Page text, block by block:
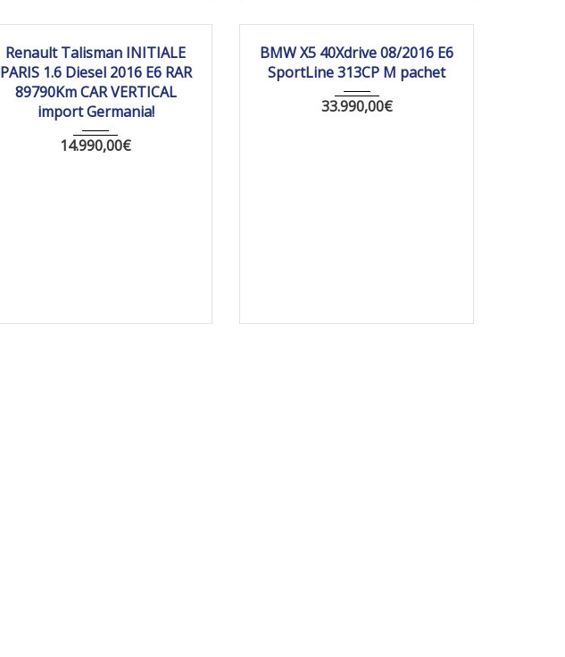
2016 Autom... 89790 km
Renault Talisman INITIALE
PARIS 1.6 Diesel 2016 E6 RAR
89790Km CAR VERTICAL
import Germania!
14.990,00€
2016 Autom... 205 630
BMW X5 40Xdrive 08/2016 E6
SportLine 313CP M pachet
33.990,00€